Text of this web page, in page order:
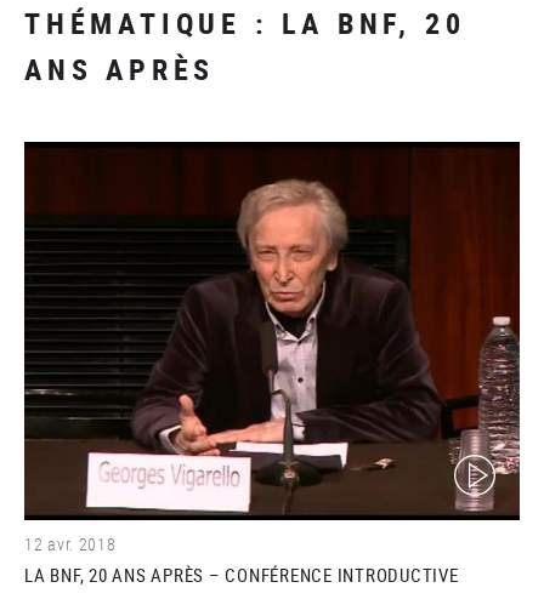
THÉMATIQUE : LA BNF, 20
ANS APRÈS
(video)
12 avr. 2018
LA BNF, 20 ANS APRÈS – CONFÉRENCE INTRODUCTIVE